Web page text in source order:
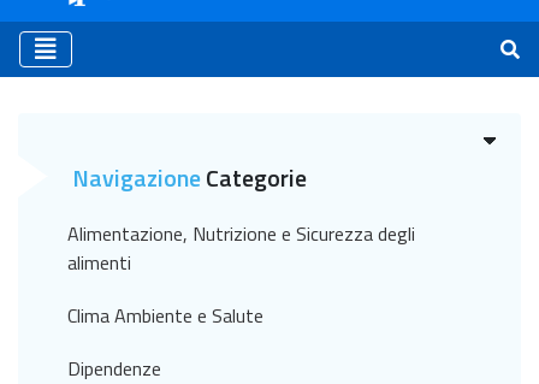
NavigazioneCategorie
Alimentazione, Nutrizione e Sicurezza degli
alimenti
Clima Ambiente e Salute
Dipendenze